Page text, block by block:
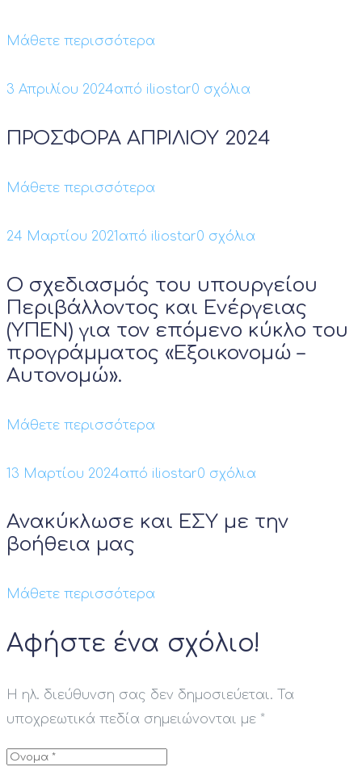
Μάθετε περισσότερα
3 Απριλίου 2024από iliostar0 σχόλια
ΠΡΟΣΦΟΡΑ ΑΠΡΙΛΙΟΥ 2024
Μάθετε περισσότερα
24 Μαρτίου 2021 από iliostar0 σχόλια
O σχεδιασμός του υπουργείου
Περιβάλλοντος και Ενέργειας
(ΥΠΕΝ) για τον επόμενο κύκλο του
προγράμματος «Εξοικονομώ –
Αυτονομώ».
Μάθετε περισσότερα
13 Μαρτίου 2024από iliostar0 σχόλια
Ανακύκλωσε και ΕΣΥ με την
βοήθεια μας
Μάθετε περισσότερα
Αφήστε ένα σχόλιο!
Η ηλ. διεύθυνση σας δεν δημοσιεύεται.
Τα
υποχρεωτικά πεδία σημειώνονται με *